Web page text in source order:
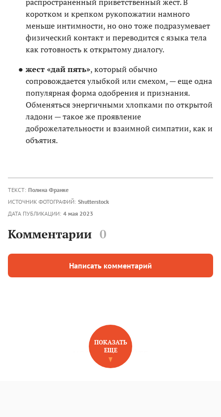
распространенный приветственный жест. В
коротком и крепком рукопожатии намного
меньше интимности, но оно тоже подразумевает
физический контакт и переводится с языка тела
как готовность к открытому диалогу.
жест «дай пять», который обычно
сопровождается улыбкой или смехом, — еще одна
популярная форма одобрения и признания.
Обменяться энергичными хлопками по открытой
ладони — такое же проявление
доброжелательности и взаимной симпатии, как и
объятия.
ТЕКСТ: Полина Франке
ИСТОЧНИК ФОТОГРАФИЙ: Shutterstock
ДАТА ПУБЛИКАЦИИ: 4 мая 2023
Комментарии 0
Написать комментарий
НОВОЕ НА САЙТЕ
ПОКАЗАТЬ
ЕЩЕ